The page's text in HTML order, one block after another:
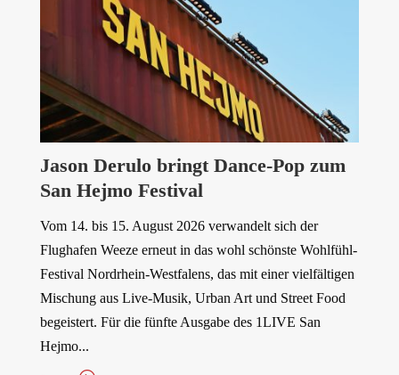
Jason Derulo bringt Dance-Pop zum
San Hejmo Festival
Vom 14. bis 15. August 2026 verwandelt sich der
Flughafen Weeze erneut in das wohl schönste Wohlfühl-
Festival Nordrhein-Westfalens, das mit einer vielfältigen
Mischung aus Live-Musik, Urban Art und Street Food
begeistert. Für die fünfte Ausgabe des 1LIVE San
Hejmo...